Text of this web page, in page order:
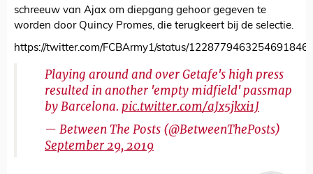
schreeuw van Ajax om diepgang gehoor gegeven te
worden door Quincy Promes, die terugkeert bij de selectie.
https://twitter.com/FCBArmy1/status/1228779463254691846
Playing around and over Getafe's high press
resulted in another 'empty midfield' passmap
by Barcelona. pic.twitter.com/aJx5jkxi1J
— Between The Posts (@BetweenThePosts)
September 29, 2019